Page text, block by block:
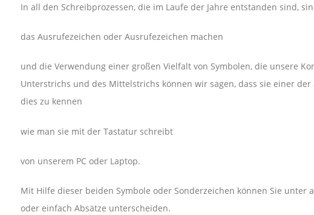
In all den Schreibprozessen, die im Laufe der Jahre entstanden sind,
das Ausrufezeichen oder Ausrufezeichen machen
und die Verwendung einer großen Vielfalt von Symbolen, die unsere
Unterstrichs und des Mittelstrichs können wir sagen, dass sie einer
dies zu kennen
wie man sie mit der Tastatur schreibt
von unserem PC oder Laptop.
Mit Hilfe dieser beiden Symbole oder Sonderzeichen können Sie unter
oder einfach Absätze unterscheiden.